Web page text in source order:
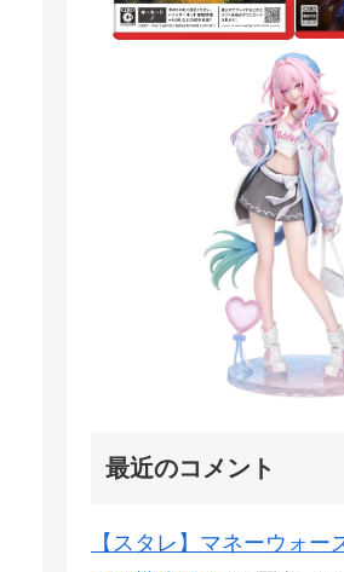
最近のコメント
【スタレ】マネーウォー